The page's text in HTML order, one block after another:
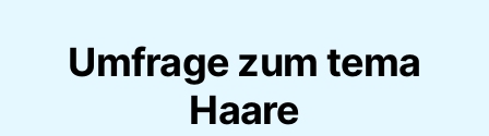
Umfrage zum tema
Haare